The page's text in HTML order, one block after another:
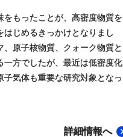
をもったことが、高密度物質を
はじめるきっかけとなりまし
原子核物質、クォーク物質と
一方でしたが、最近は低密度化
子気体も重要な研究対象となっ
詳細情報へ